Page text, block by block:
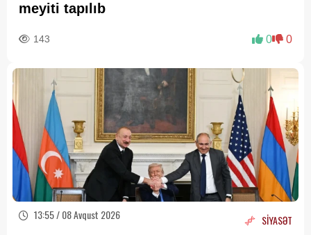
meyiti tapılıb
143 0 0
13:55 / 08 Avqust 2026 SİYASƏT